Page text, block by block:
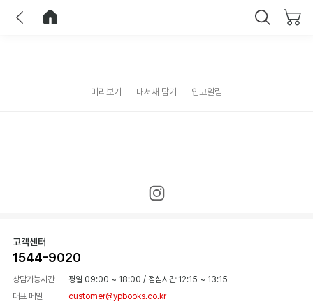
미리보기 내서재 담기 입고알림
고객센터
1544-9020
상담가능시간 평일 09:00 ~ 18:00 / 점심시간 12:15 ~ 13:15
대표 메일
customer@ypbooks.co.kr